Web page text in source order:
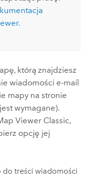
.
którą znajdziesz
wiadomości e-mail
mapy na stronie
wymagane).
Viewer Classic,
opcję jej
do treści wiadomości